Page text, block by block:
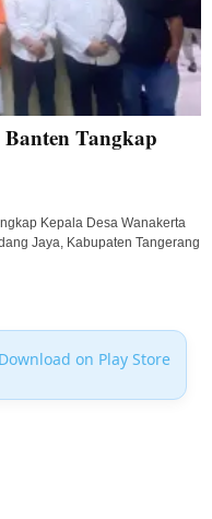
Tangkap
Kepala Desa Wanakerta
Jaya, Kabupaten Tangerang